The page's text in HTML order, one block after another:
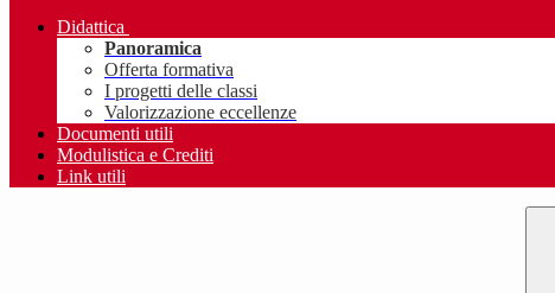
Didattica
Panoramica
Offerta formativa
I progetti delle classi
Valorizzazione eccellenze
Documenti utili
Modulistica e Crediti
Link utili